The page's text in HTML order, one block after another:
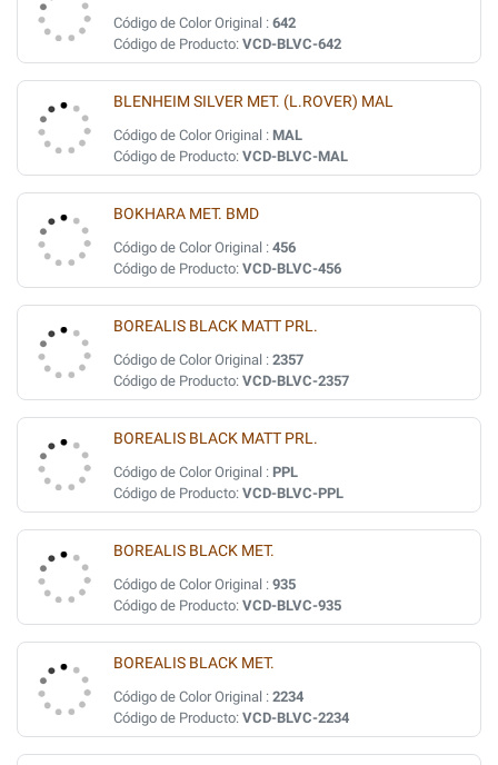
Código de Color Original : 642
Código de Producto: VCD-BLVC-642
BLENHEIM SILVER MET. (L.ROVER) MAL
Código de Color Original : MAL
Código de Producto: VCD-BLVC-MAL
BOKHARA MET. BMD
Código de Color Original : 456
Código de Producto: VCD-BLVC-456
BOREALIS BLACK MATT PRL.
Código de Color Original : 2357
Código de Producto: VCD-BLVC-2357
BOREALIS BLACK MATT PRL.
Código de Color Original : PPL
Código de Producto: VCD-BLVC-PPL
BOREALIS BLACK MET.
Código de Color Original : 935
Código de Producto: VCD-BLVC-935
BOREALIS BLACK MET.
Código de Color Original : 2234
Código de Producto: VCD-BLVC-2234